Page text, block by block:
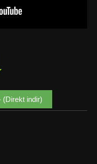
(Direkt indir)